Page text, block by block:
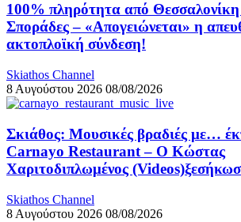
100% πληρότητα από Θεσσαλονίκη
Σποράδες – «Απογειώνεται» η
ακτοπλοϊκή σύνδεση!
Skiathos Channel
8 Αυγούστου 2026 08/08/2026
Σκιάθος: Μουσικές βραδιές με…
Carnayo Restaurant – Ο Κώστας
Χαριτοδιπλωμένος
Skiathos Channel
8 Αυγούστου 2026 08/08/2026